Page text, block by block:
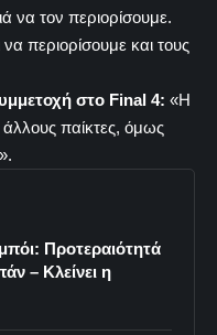
να τον περιορίσουμε.
περιορίσουμε και τους
στο Final 4: «Η
άλλους παίκτες, όμως
Προτεραιότητά
– Κλείνει η